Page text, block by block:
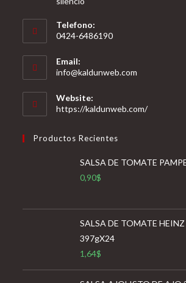
Telefono:
0424-6486190
Email:
info@kaldunweb.com
aplicación
Website:
https://kaldunweb.com/
Productos Recientes
SALSA DE TOMATE
0,90$
SALSA DE TOMATE
397gX24
1,64$